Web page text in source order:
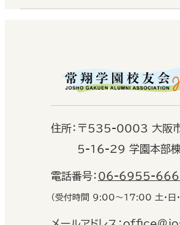
住所： 〒535-0003 大阪
5-16-29 学園本部
電話番号： 06-6955-
（受付時間 9:00〜17:00 土・日・